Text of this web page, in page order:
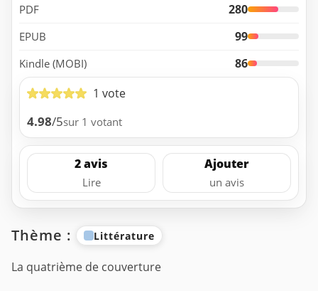
PDF 280
EPUB 99
Kindle (MOBI)
86
1 vote
4.98/5sur 1 votant
2 avis
Lire
Ajouter
un avis
Thème : Littérature
La quatrième de couverture